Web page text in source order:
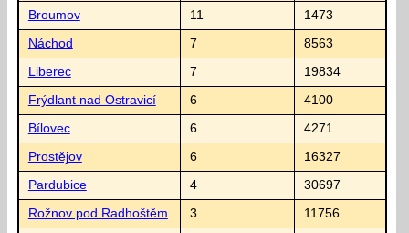
Broumov 11 1473
Náchod 7 8563
Liberec 7 19834
Frýdlant nad Ostravicí 6 4100
Bílovec 6 4271
Prostějov 6 16327
Pardubice 4 30697
Rožnov pod Radhoštěm 3 11756